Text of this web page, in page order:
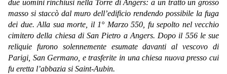
due uomini rinchiusi nella Torre di Angers: a un tratto un grosso
masso si staccò dal muro dell’edificio rendendo possibile la fuga
dei due. Alla sua morte, il 1° Marzo 550, fu sepolto nel vecchio
cimitero della chiesa di San Pietro a Angers. Dopo il 556 le sue
reliquie furono solennemente esumate davanti al vescovo di
Parigi, San Germano, e trasferite in una chiesa nuova presso cui
fu eretta l’abbazia si Saint-Aubin.